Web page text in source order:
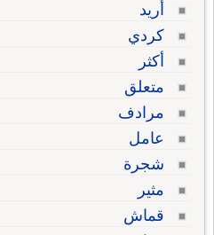
أريد
كردي
أكثر
متعلق
مرادف
عامل
شجرة
مثير
قماش